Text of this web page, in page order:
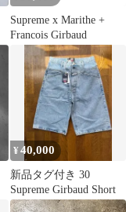
Supreme x Marithe +
Francois Girbaud
¥40,000
新品タグ付き 30
Supreme Girbaud Short